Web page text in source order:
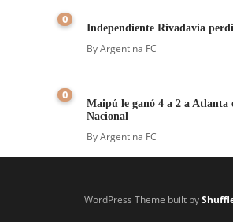
0
Independiente Rivadavia
ByArgentina FC
0
Maipú le ganó 4 a 2 a Atlanta
Nacional
ByArgentina FC
WordPress Theme built by